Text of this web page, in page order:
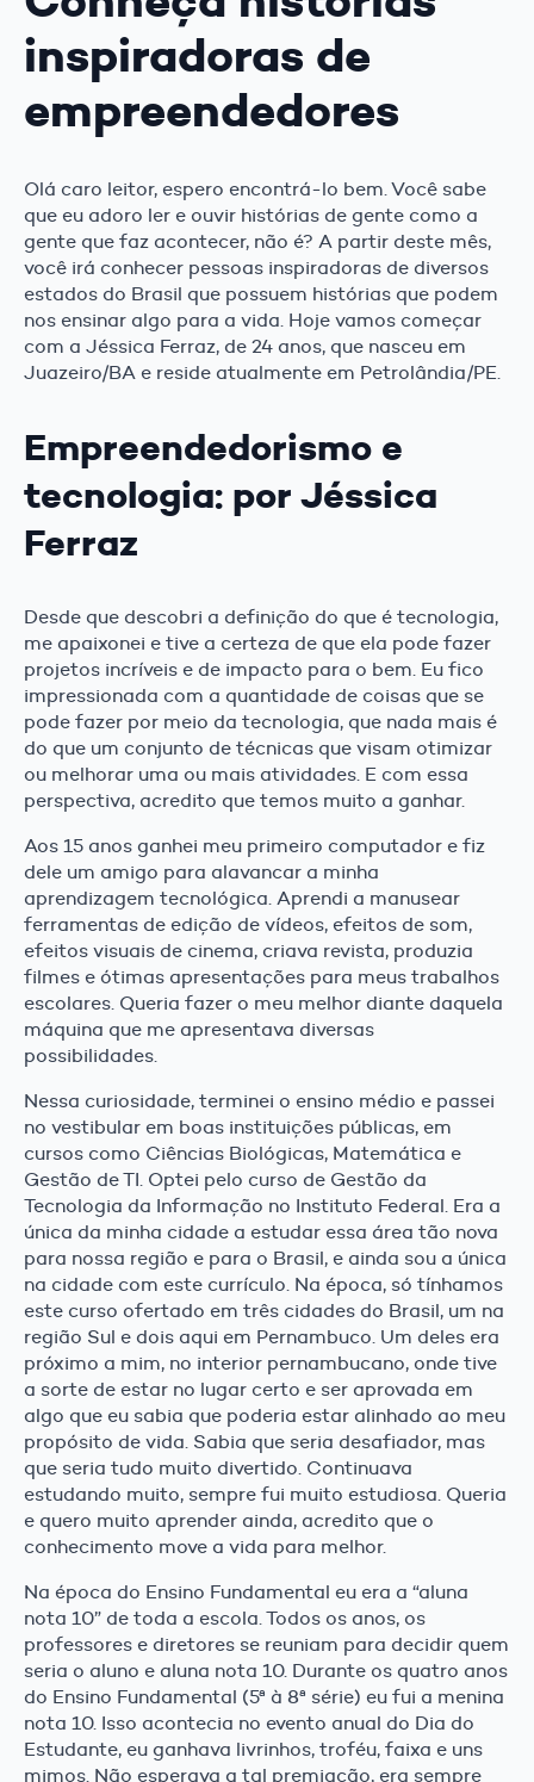
inspiradoras de
empreendedores
Olá caro leitor, espero encontrá-lo bem. Você sabe
que eu adoro ler e ouvir histórias de gente como a
gente que faz acontecer, não é? A partir deste mês,
você irá conhecer pessoas inspiradoras de diversos
estados do Brasil que possuem histórias que podem
nos ensinar algo para a vida. Hoje vamos começar
com a Jéssica Ferraz, de 24 anos, que nasceu em
Juazeiro/BA e reside atualmente em Petrolândia/PE.
Empreendedorismo e
tecnologia: por Jéssica
Ferraz
Desde que descobri a definição do que é tecnologia,
me apaixonei e tive a certeza de que ela pode fazer
projetos incríveis e de impacto para o bem. Eu fico
impressionada com a quantidade de coisas que se
pode fazer por meio da tecnologia, que nada mais é
do que um conjunto de técnicas que visam otimizar
ou melhorar uma ou mais atividades. E com essa
perspectiva, acredito que temos muito a ganhar.
Aos 15 anos ganhei meu primeiro computador e fiz
dele um amigo para alavancar a minha
aprendizagem tecnológica. Aprendi a manusear
ferramentas de edição de vídeos, efeitos de som,
efeitos visuais de cinema, criava revista, produzia
filmes e ótimas apresentações para meus trabalhos
escolares. Queria fazer o meu melhor diante daquela
máquina que me apresentava diversas
possibilidades.
Nessa curiosidade, terminei o ensino médio e passei
no vestibular em boas instituições públicas, em
cursos como Ciências Biológicas, Matemática e
Gestão de TI. Optei pelo curso de Gestão da
Tecnologia da Informação no Instituto Federal. Era a
única da minha cidade a estudar essa área tão nova
para nossa região e para o Brasil, e ainda sou a única
na cidade com este currículo. Na época, só tínhamos
este curso ofertado em três cidades do Brasil, um na
região Sul e dois aqui em Pernambuco. Um deles era
próximo a mim, no interior pernambucano, onde tive
a sorte de estar no lugar certo e ser aprovada em
algo que eu sabia que poderia estar alinhado ao meu
propósito de vida. Sabia que seria desafiador, mas
que seria tudo muito divertido. Continuava
estudando muito, sempre fui muito estudiosa. Queria
e quero muito aprender ainda, acredito que o
conhecimento move a vida para melhor.
Na época do Ensino Fundamental eu era a “aluna
nota 10” de toda a escola. Todos os anos, os
professores e diretores se reuniam para decidir quem
seria o aluno e aluna nota 10. Durante os quatro anos
do Ensino Fundamental (5ª à 8ª série) eu fui a menina
nota 10. Isso acontecia no evento anual do Dia do
Estudante, eu ganhava livrinhos, troféu, faixa e uns
mimos. Não esperava a tal premiação, era sempre